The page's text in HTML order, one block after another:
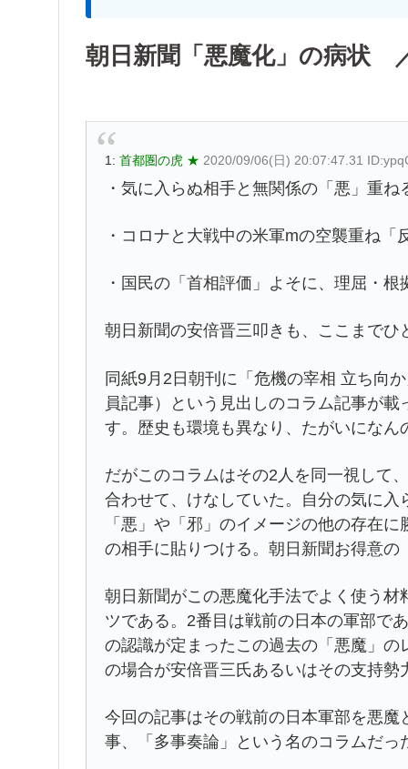
朝日新聞「悪魔化」の病状
1: 首都圏の虎 ★ 2020/09/06(日) 20:07:47.31
・気に入らぬ相手と無関係の「悪」重
・コロナと大戦中の米軍mの空襲重ね「
・国民の「首相評価」よそに、理屈・
朝日新聞の安倍晋三叩きも、ここまで
同紙9月2日朝刊に「危機の宰相 立ち向
員記事）という見出しのコラム記事が
す。歴史も環境も異なり、たがいにな
だがこのコラムはその2人を同一視して
合わせて、けなしていた。自分の気に
「悪」や「邪」のイメージの他の存在
の相手に貼りつける。朝日新聞お得意の
朝日新聞がこの悪魔化手法でよく使う
ツである。2番目は戦前の日本の軍部で
の認識が定まったこの過去の「悪魔」
の場合が安倍晋三氏あるいはその支持
今回の記事はその戦前の日本軍部を悪
事、「多事奏論」という名のコラムだ